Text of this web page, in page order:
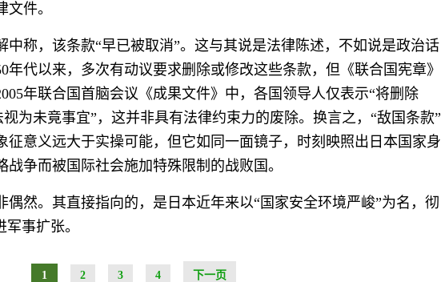
件。
中称，该条款“早已被取消”。这与其说是法律陈述，不如说是政治话
年代以来，多次有动议要求删除或修改这些条款，但《联合国宪章》
年联合国首脑会议《成果文件》中，各国领导人仅表示“将删除
视为未竟事宜”，这并非具有法律约束力的废除。换言之，“敌国条款”
征意义远大于实操可能，但它如同一面镜子，时刻映照出日本国家身
争而被国际社会施加特殊限制的战败国。
偶然。其直接指向的，是日本近年来以“国家安全环境严峻”为名，彻
事扩张。
1 2 3 4 下一页